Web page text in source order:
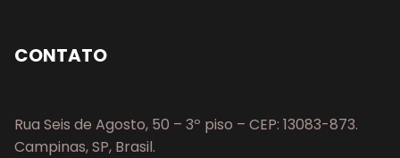
CONTATO
Rua Seis de Agosto, 50 – 3º piso – CEP: 13083-873.
Campinas, SP, Brasil.